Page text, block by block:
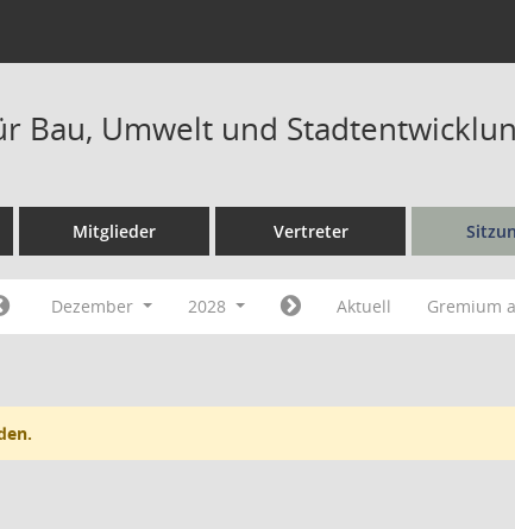
Bau, Umwelt und
Mitglieder Vertreter
Dezember 2028 Aktuell Gremium